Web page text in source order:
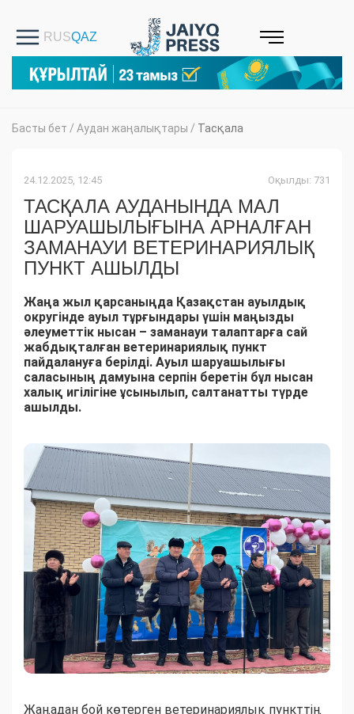
Басты бет / Аудан жаңалықтары / Тасқала
24.12.2025, 12:45 Оқылды: 731
ТАСҚАЛА АУДАНЫНДА МАЛ
ШАРУАШЫЛЫҒЫНА АРНАЛҒАН
ЗАМАНАУИ ВЕТЕРИНАРИЯЛЫҚ
ПУНКТ АШЫЛДЫ
Жаңа жыл қарсаныңда Қазақстан ауылдық
округінде ауыл тұрғындары үшін маңызды
әлеуметтік нысан – заманауи талаптарға сай
жабдықталған ветеринариялық пункт
пайдалануға берілді. Ауыл шаруашылығы
саласының дамуына серпін беретін бұл нысан
халық игілігіне ұсынылып, салтанатты түрде
ашылды.
Жаңадан бой көтерген ветеринариялық пункттің